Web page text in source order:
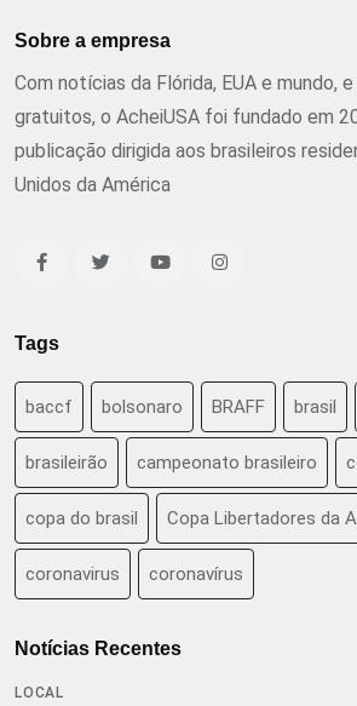
Sobre a empresa
Com notícias da Flórida, EUA e mundo,
gratuitos, o AcheiUSA foi fundado em
publicação dirigida aos brasileiros
Unidos da América
Tags
baccf bolsonaro BRAFF brasil
brasileirão campeonato brasileiro
copa do brasil Copa Libertadores da
coronavirus coronavírus
Notícias Recentes
LOCAL